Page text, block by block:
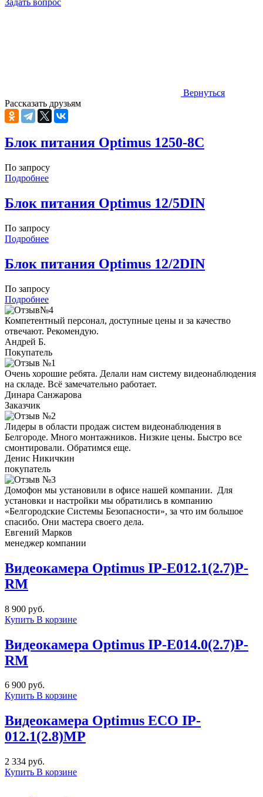
Задать вопрос
Вернуться
Рассказать друзьям
Блок питания Optimus 1250-8C
По запросу
Подробнее
Блок питания Optimus 12/5DIN
По запросу
Подробнее
Блок питания Optimus 12/2DIN
По запросу
Подробнее
Компетентный персонал, доступные цены и за качество
отвечают. Рекомендую.
Андрей Б.
Покупатель
Очень хорошие ребята. Делали нам систему видеонаблюдения
на складе. Всё замечательно работает.
Динара Санжарова
Заказчик
Лидеры в области продаж систем видеонаблюдения в
Белгороде. Много монтажников. Низкие цены. Быстро все
смонтировали. Обратимся еще.
Денис Никичкин
покупатель
Домофон мы установили в офисе нашей компании. Для
установки и настройки мы обратились в компанию
«Белгородские Системы Безопасности», за что им большое
спасибо. Они мастера своего дела.
Евгений Марков
менеджер компании
Видеокамера Optimus IP-E012.1(2.7)P-
RM
8 900 руб.
Купить В корзине
Видеокамера Optimus IP-E014.0(2.7)Р-
RM
6 900 руб.
Купить В корзине
Видеокамера Optimus ECO IP-
012.1(2.8)MP
2 334 руб.
Купить В корзине